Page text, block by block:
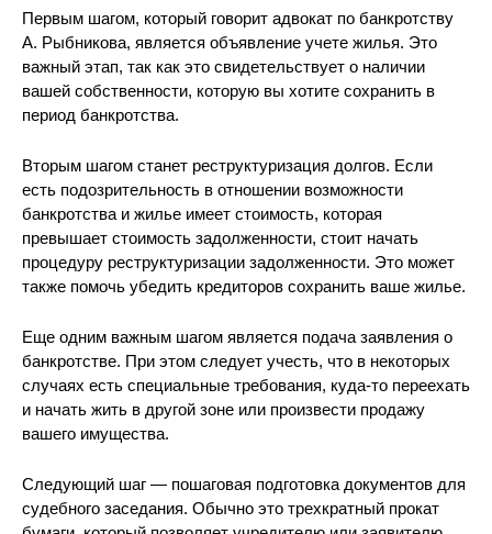
Первым шагом, который говорит адвокат по банкротству
А. Рыбникова, является объявление учете жилья. Это
важный этап, так как это свидетельствует о наличии
вашей собственности, которую вы хотите сохранить в
период банкротства.
Вторым шагом станет реструктуризация долгов. Если
есть подозрительность в отношении возможности
банкротства и жилье имеет стоимость, которая
превышает стоимость задолженности, стоит начать
процедуру реструктуризации задолженности. Это может
также помочь убедить кредиторов сохранить ваше жилье.
Еще одним важным шагом является подача заявления о
банкротстве. При этом следует учесть, что в некоторых
случаях есть специальные требования, куда-то переехать
и начать жить в другой зоне или произвести продажу
вашего имущества.
Следующий шаг — пошаговая подготовка документов для
судебного заседания. Обычно это трехкратный прокат